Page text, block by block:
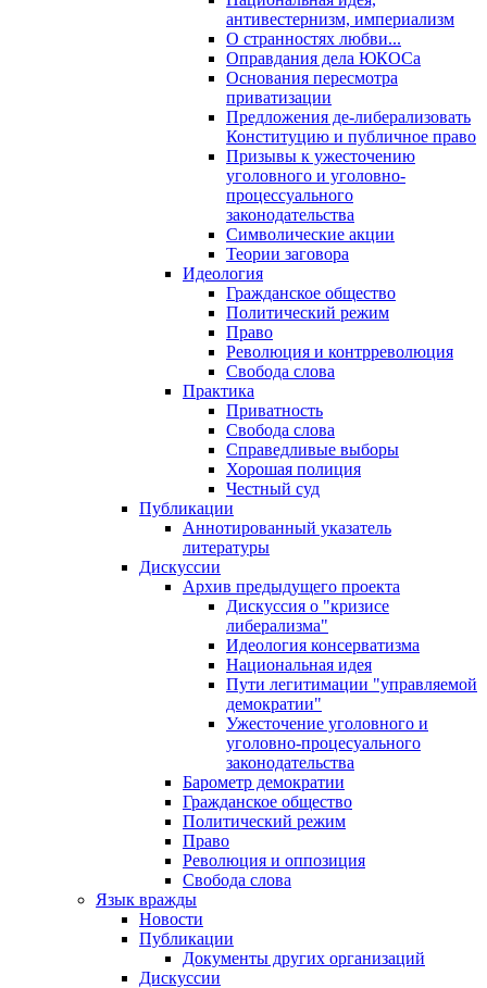
антивестернизм, империализм
О странностях любви...
Оправдания дела ЮКОСа
Основания пересмотра
приватизации
Предложения де-либерализовать
Конституцию и публичное право
Призывы к ужесточению
уголовного и уголовно-
процессуального
законодательства
Символические акции
Теории заговора
Идеология
Гражданское общество
Политический режим
Право
Революция и контрреволюция
Свобода слова
Практика
Приватность
Свобода слова
Справедливые выборы
Хорошая полиция
Честный суд
Публикации
Аннотированный указатель
литературы
Дискуссии
Архив предыдущего проекта
Дискуссия о "кризисе
либерализма"
Идеология консерватизма
Национальная идея
Пути легитимации "управляемой
демократии"
Ужесточение уголовного и
уголовно-процесуального
законодательства
Барометр демократии
Гражданское общество
Политический режим
Право
Революция и оппозиция
Свобода слова
Язык вражды
Новости
Публикации
Документы других организаций
Дискуссии